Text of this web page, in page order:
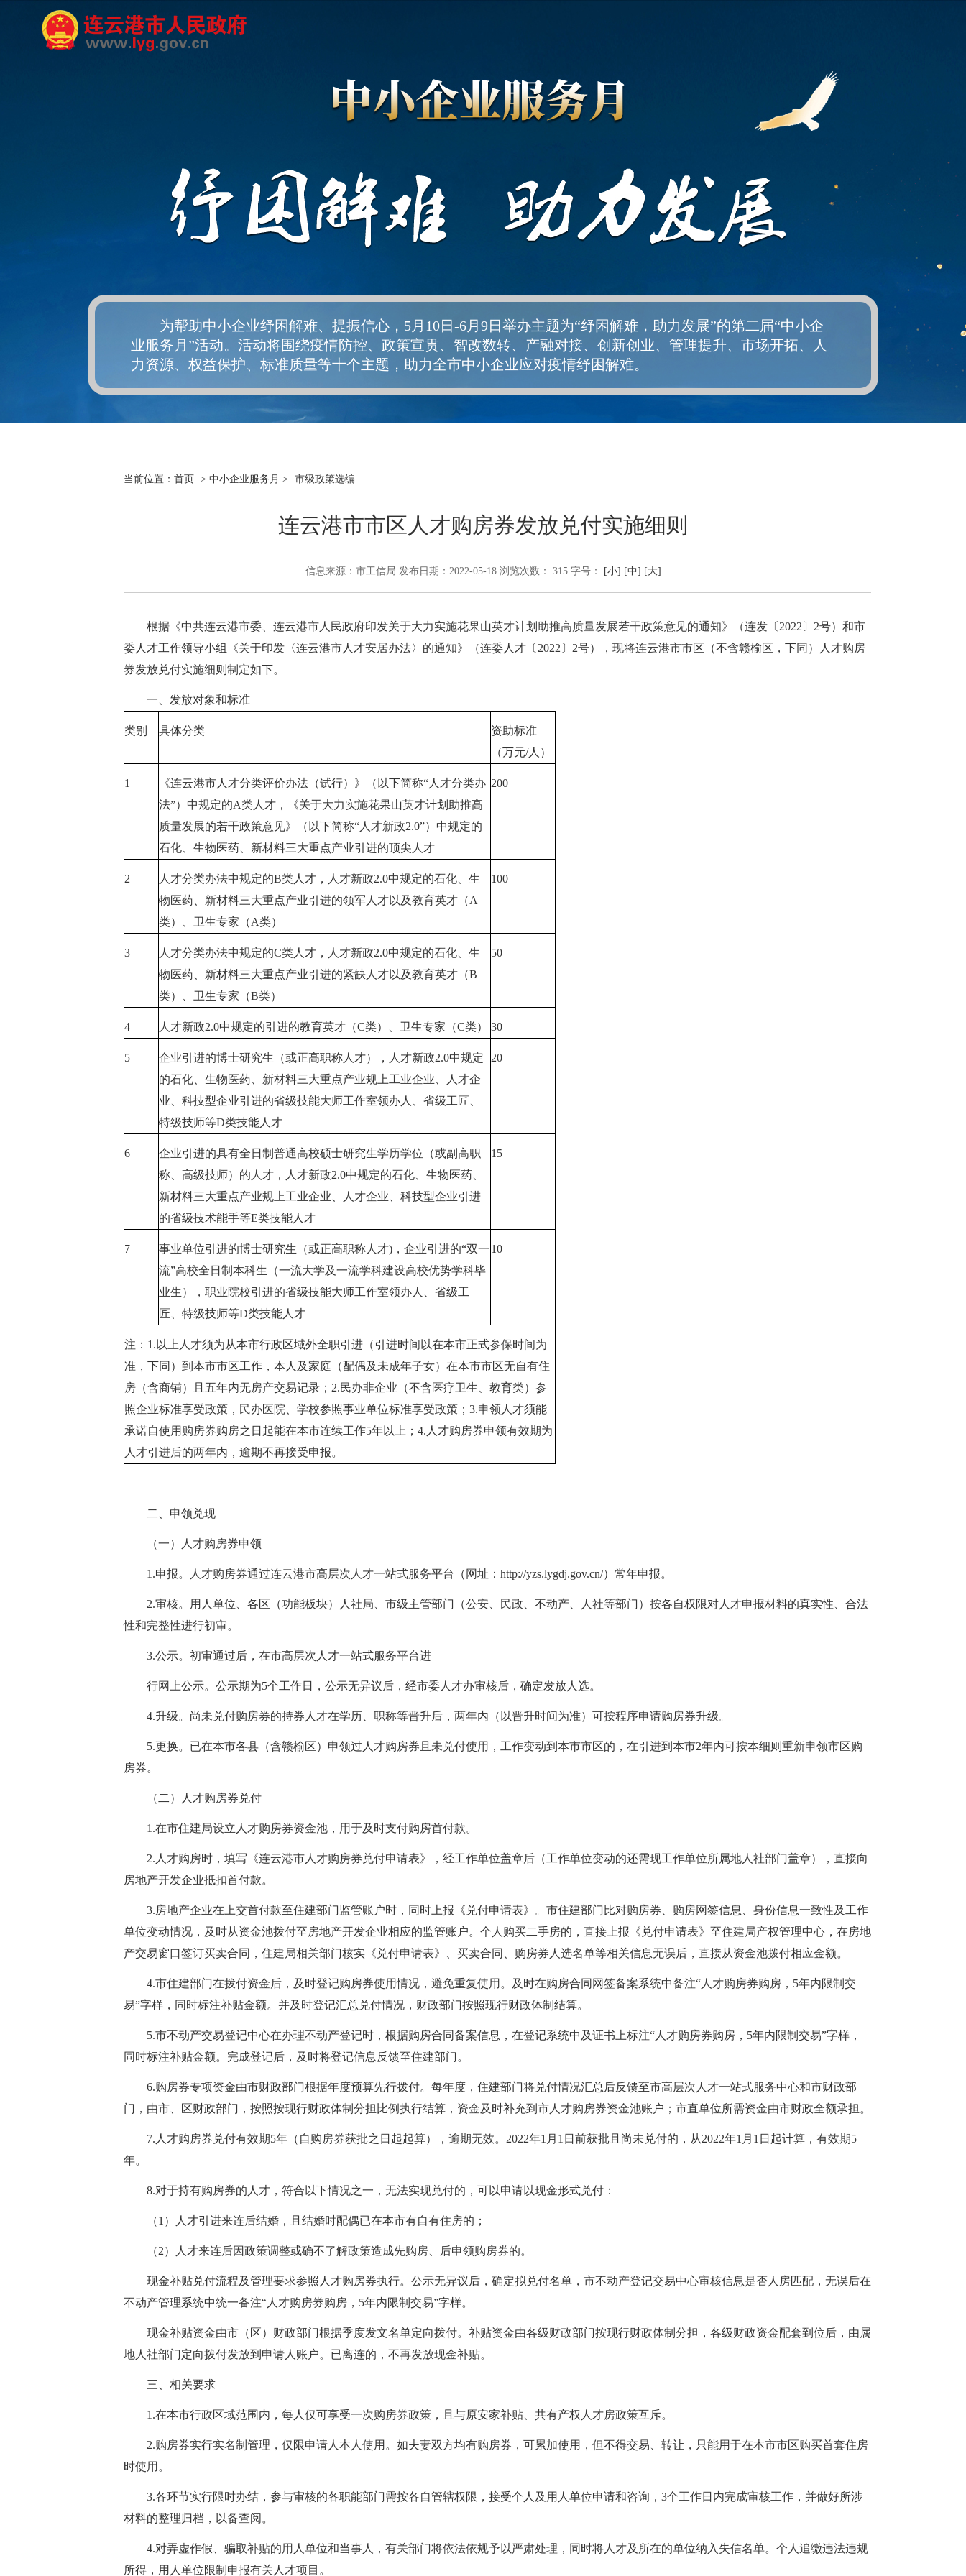
为帮助中小企业纾困解难、提振信心，5月10日-6月9日举办主题为“纾困解难，助力发展”的第二届“中小企
业服务月”活动。活动将围绕疫情防控、政策宣贯、智改数转、产融对接、创新创业、管理提升、市场开拓、人
力资源、权益保护、标准质量等十个主题，助力全市中小企业应对疫情纾困解难。
当前位置： 首页 > 中小企业服务月 > 市级政策选编
连云港市市区人才购房券发放兑付实施细则
信息来源：市工信局 发布日期：2022-05-18浏览次数： 315 字号： [小] [中] [大]
根据《中共连云港市委、连云港市人民政府印发关于大力实施花果山英才计划助推高质量发展若干政策意见的通知》（连发〔2022〕2号）和市
委人才工作领导小组《关于印发〈连云港市人才安居办法〉的通知》（连委人才〔2022〕2号），现将连云港市市区（不含赣榆区，下同）人才购房
券发放兑付实施细则制定如下。
一、发放对象和标准
类别 具体分类
资助标准
（万元/人）
1
《连云港市人才分类评价办法（试行）》（以下简称“人才分类办
法”）中规定的A类人才，《关于大力实施花果山英才计划助推高
质量发展的若干政策意见》（以下简称“人才新政2.0”）中规定的
石化、生物医药、新材料三大重点产业引进的顶尖人才
200
2
人才分类办法中规定的B类人才，人才新政2.0中规定的石化、生
物医药、新材料三大重点产业引进的领军人才以及教育英才（A
类）、卫生专家（A类）
100
3
人才分类办法中规定的C类人才，人才新政2.0中规定的石化、生
物医药、新材料三大重点产业引进的紧缺人才以及教育英才（B
类）、卫生专家（B类）
50
4 人才新政2.0中规定的引进的教育英才（C类）、卫生专家（C类） 30
5
企业引进的博士研究生（或正高职称人才），人才新政2.0中规定
的石化、生物医药、新材料三大重点产业规上工业企业、人才企
业、科技型企业引进的省级技能大师工作室领办人、省级工匠、
特级技师等D类技能人才
20
6
企业引进的具有全日制普通高校硕士研究生学历学位（或副高职
称、高级技师）的人才，人才新政2.0中规定的石化、生物医药、
新材料三大重点产业规上工业企业、人才企业、科技型企业引进
的省级技术能手等E类技能人才
15
7
事业单位引进的博士研究生（或正高职称人才)，企业引进的“双一
流”高校全日制本科生（一流大学及一流学科建设高校优势学科毕
业生），职业院校引进的省级技能大师工作室领办人、省级工
匠、特级技师等D类技能人才
10
注：1.以上人才须为从本市行政区域外全职引进（引进时间以在本市正式参保时间为
准，下同）到本市市区工作，本人及家庭（配偶及未成年子女）在本市市区无自有住
房（含商铺）且五年内无房产交易记录；2.民办非企业（不含医疗卫生、教育类）参
照企业标准享受政策，民办医院、学校参照事业单位标准享受政策；3.申领人才须能
承诺自使用购房券购房之日起能在本市连续工作5年以上；4.人才购房券申领有效期为
人才引进后的两年内，逾期不再接受申报。
二、申领兑现
（一）人才购房券申领
1.申报。人才购房券通过连云港市高层次人才一站式服务平台（网址： http://yzs.lygdj.gov.cn/）常年申报。
2.审核。用人单位、各区（功能板块）人社局、市级主管部门（公安、民政、不动产、人社等部门）按各自权限对人才申报材料的真实性、合法
性和完整性进行初审。
3.公示。初审通过后，在市高层次人才一站式服务平台进
行网上公示。公示期为5个工作日，公示无异议后，经市委人才办审核后，确定发放人选。
4.升级。尚未兑付购房券的持券人才在学历、职称等晋升后，两年内（以晋升时间为准）可按程序申请购房券升级。
5.更换。已在本市各县（含赣榆区）申领过人才购房券且未兑付使用，工作变动到本市市区的，在引进到本市2年内可按本细则重新申领市区购
房券。
（二）人才购房券兑付
1.在市住建局设立人才购房券资金池，用于及时支付购房首付款。
2.人才购房时，填写《连云港市人才购房券兑付申请表》，经工作单位盖章后（工作单位变动的还需现工作单位所属地人社部门盖章），直接向
房地产开发企业抵扣首付款。
3.房地产企业在上交首付款至住建部门监管账户时，同时上报《兑付申请表》。市住建部门比对购房券、购房网签信息、身份信息一致性及工作
单位变动情况，及时从资金池拨付至房地产开发企业相应的监管账户。个人购买二手房的，直接上报《兑付申请表》至住建局产权管理中心，在房地
产交易窗口签订买卖合同，住建局相关部门核实《兑付申请表》、买卖合同、购房券人选名单等相关信息无误后，直接从资金池拨付相应金额。
4.市住建部门在拨付资金后，及时登记购房券使用情况，避免重复使用。及时在购房合同网签备案系统中备注“人才购房券购房，5年内限制交
易”字样，同时标注补贴金额。并及时登记汇总兑付情况，财政部门按照现行财政体制结算。
5.市不动产交易登记中心在办理不动产登记时，根据购房合同备案信息，在登记系统中及证书上标注“人才购房券购房，5年内限制交易”字样，
同时标注补贴金额。完成登记后，及时将登记信息反馈至住建部门。
6.购房券专项资金由市财政部门根据年度预算先行拨付。每年度，住建部门将兑付情况汇总后反馈至市高层次人才一站式服务中心和市财政部
门，由市、区财政部门，按照按现行财政体制分担比例执行结算，资金及时补充到市人才购房券资金池账户；市直单位所需资金由市财政全额承担。
7.人才购房券兑付有效期5年（自购房券获批之日起起算），逾期无效。2022年1月1日前获批且尚未兑付的，从2022年1月1日起计算，有效期5
年。
8.对于持有购房券的人才，符合以下情况之一，无法实现兑付的，可以申请以现金形式兑付：
（1）人才引进来连后结婚，且结婚时配偶已在本市有自有住房的；
（2）人才来连后因政策调整或确不了解政策造成先购房、后申领购房券的。
现金补贴兑付流程及管理要求参照人才购房券执行。公示无异议后，确定拟兑付名单，市不动产登记交易中心审核信息是否人房匹配，无误后在
不动产管理系统中统一备注“人才购房券购房，5年内限制交易”字样。
现金补贴资金由市（区）财政部门根据季度发文名单定向拨付。补贴资金由各级财政部门按现行财政体制分担，各级财政资金配套到位后，由属
地人社部门定向拨付发放到申请人账户。已离连的，不再发放现金补贴。
三、相关要求
1.在本市行政区域范围内，每人仅可享受一次购房券政策，且与原安家补贴、共有产权人才房政策互斥。
2.购房券实行实名制管理，仅限申请人本人使用。如夫妻双方均有购房券，可累加使用，但不得交易、转让，只能用于在本市市区购买首套住房
时使用。
3.各环节实行限时办结，参与审核的各职能部门需按各自管辖权限，接受个人及用人单位申请和咨询，3个工作日内完成审核工作，并做好所涉
材料的整理归档，以备查阅。
4.对弄虚作假、骗取补贴的用人单位和当事人，有关部门将依法依规予以严肃处理，同时将人才及所在的单位纳入失信名单。个人追缴违法违规
所得，用人单位限制申报有关人才项目。